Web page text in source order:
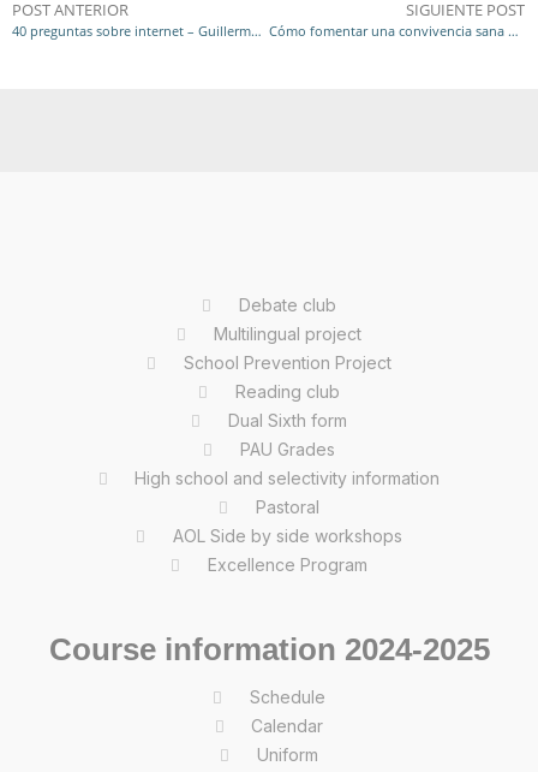
POST ANTERIOR
40 preguntas sobre internet – Guillermo cánovas
SIGUIENTE POST
Cómo fomentar una convivencia sana – Apasionados por la eduación
Debate club
Multilingual project
School Prevention Project
Reading club
Dual Sixth form
PAU Grades
High school and selectivity information
Pastoral
AOL Side by side workshops
Excellence Program
Course information 2024-2025
Schedule
Calendar
Uniform